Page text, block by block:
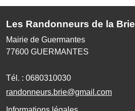
Les Randonneurs de la Brie
Mairie de Guermantes
77600 GUERMANTES
Tél. : 0680310030
randonneurs.brie@gmail.com